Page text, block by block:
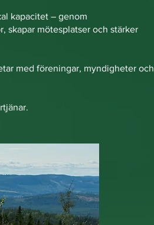
kapacitet – genom
skapar mötesplatser och stärker
med föreningar, myndigheter och